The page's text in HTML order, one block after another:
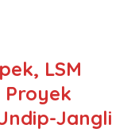
LSM
Proyek
Jangli